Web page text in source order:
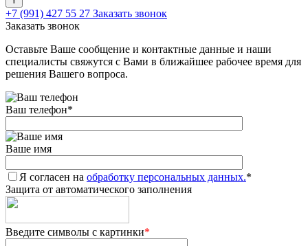
+7 (991) 427 55 27 Заказать звонок
Заказать звонок
Оставьте Ваше сообщение и контактные данные и наши
специалисты свяжутся с Вами в ближайшее рабочее время для
решения Вашего вопроса.
Ваш телефон*
Ваше имя
Я согласен на обработку персональных данных.*
Защита от автоматического заполнения
Введите символы с картинки*
Добавляйте товары
в корзину
Оплачивайте сегодня только
25% картой любого банка
Получайте товар
выбранный способом
Оставшиеся75% будут